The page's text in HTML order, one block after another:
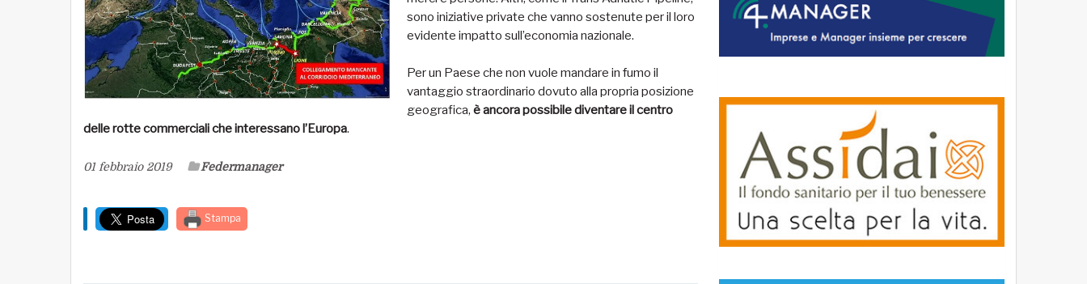
sono iniziative private che vanno sostenute per il loro
evidente impatto sull’economia nazionale.
Per un Paese che non vuole mandare in fumo il
vantaggio straordinario dovuto alla propria posizione
geografica, è ancora possibile diventare il centro
delle rotte commerciali che interessano l’Europa.
01 febbraio 2019 Federmanager
Stampa